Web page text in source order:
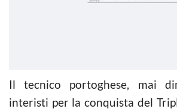
Il tecnico portoghese, mai
interisti per la conquista del